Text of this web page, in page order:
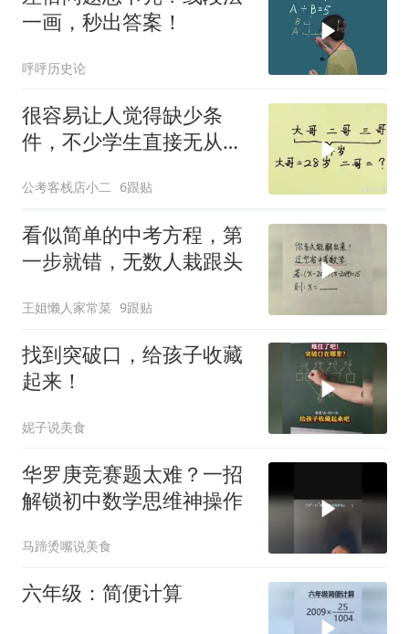
一画，秒出答案！
呼呼历史论
很容易让人觉得缺少条
件，不少学生直接无从下
公考客栈店小二 6跟贴
看似简单的中考方程，第
一步就错，无数人栽跟头
王姐懒人家常菜 9跟贴
找到突破口，给孩子收藏
起来！
妮子说美食
华罗庚竞赛题太难？一招
解锁初中数学思维神操作
马蹄烫嘴说美食
六年级：简便计算